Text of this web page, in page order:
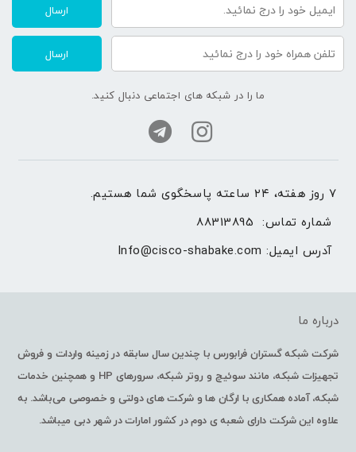
ارسال
ارسال
ما را در شبکه های اجتماعی دنبال کنید.
۷ روز هفته، ۲۴ ساعته پاسخگوی شما هستیم.
شماره تماس: 88313895
آدرس ایمیل: Info@cisco-shabake.com
درباره ما
شرکت شبکه گستران فرابورس با چندین سال سابقه در زمینه واردات و فروش
تجهیزات شبکه، مانند سوئیچ و روتر شبکه، سرورهای HP و همچنین خدمات
شبکه، آماده همکاری با ارگان ها و شرکت های دولتی و خصوصی می‌باشد. به
علاوه این شرکت دارای شعبه ی دوم در کشور امارات در شهر دبی میباشد.